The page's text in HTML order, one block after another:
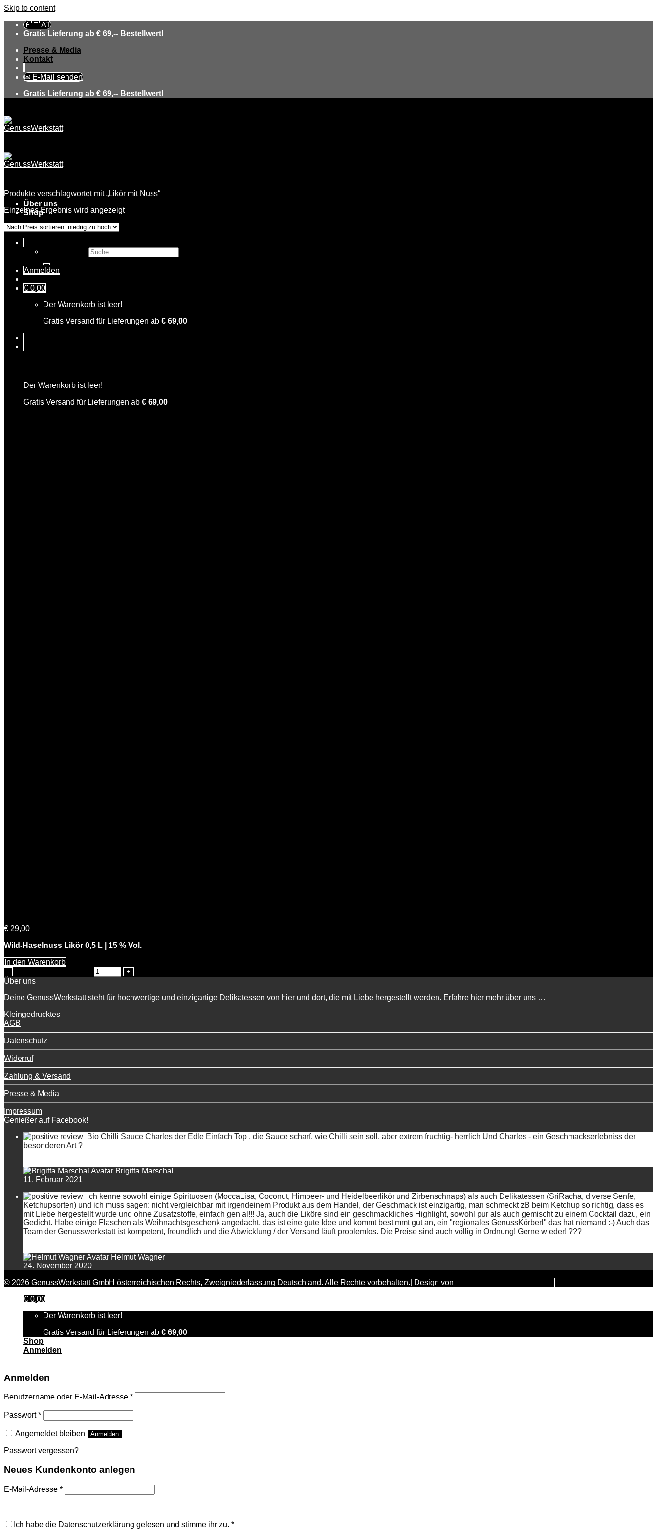
Skip to content
🇦🇹 AT
Gratis Lieferung ab € 69,-- Bestellwert!
Presse & Media
Kontakt
✉ E-Mail senden
Gratis Lieferung ab € 69,-- Bestellwert!
Über uns
Shop
Anmelden
€ 0,00
Der Warenkorb ist leer!
Gratis Versand für Lieferungen ab € 69,00
Der Warenkorb ist leer!
Gratis Versand für Lieferungen ab € 69,00
Produkte verschlagwortet mit „Likör mit Nuss“
Einzelnes Ergebnis wird angezeigt
€ 29,00
Wild-Haselnuss Likör 0,5 L | 15 % Vol.
In den Warenkorb
Über uns
Deine GenussWerkstatt steht für hochwertige und einzigartige Delikatessen von hier und dort, die mit Liebe hergestellt werden. Erfahre hier mehr über uns …
Kleingedrucktes
AGB
Datenschutz
Widerruf
Zahlung & Versand
Presse & Media
Impressum
Genießer auf Facebook!
Bio Chilli Sauce Charles der Edle Einfach Top , die Sauce scharf, wie Chilli sein soll, aber extrem fruchtig- herrlich Und Charles - ein Geschmackserlebniss der
besonderen Art ?
Brigitta Marschal
11. Februar 2021
Ich kenne sowohl einige Spirituosen (MoccaLisa, Coconut, Himbeer- und Heidelbeerlikör und Zirbenschnaps) als auch Delikatessen (SriRacha, diverse Senfe,
Ketchupsorten) und ich muss sagen: nicht vergleichbar mit irgendeinem Produkt aus dem Handel, der Geschmack ist einzigartig, man schmeckt zB beim Ketchup so richtig, dass es
mit Liebe hergestellt wurde und ohne Zusatzstoffe, einfach genial!!! Ja, auch die Liköre sind ein geschmackliches Highlight, sowohl pur als auch gemischt zu einem Cocktail dazu, ein
Gedicht. Habe einige Flaschen als Weihnachtsgeschenk angedacht, das ist eine gute Idee und kommt bestimmt gut an, ein "regionales GenussKörberl" das hat niemand :-) Auch das
Team der Genusswerkstatt ist kompetent, freundlich und die Abwicklung / der Versand läuft problemlos. Die Preise sind auch völlig in Ordnung! Gerne wieder! ???
Helmut Wagner
24. November 2020
© 2026 GenussWerkstatt GmbH österreichischen Rechts, Zweigniederlassung Deutschland. Alle Rechte vorbehalten.| Design von
€ 0,00
Der Warenkorb ist leer!
Gratis Versand für Lieferungen ab € 69,00
Shop
Anmelden
Anmelden
Benutzername oder E-Mail-Adresse *
Passwort*
Angemeldet bleiben Anmelden
Passwort vergessen?
Neues Kundenkonto anlegen
E-Mail-Adresse *
Ich habe die Datenschutzerklärung gelesen und stimme ihr zu. *